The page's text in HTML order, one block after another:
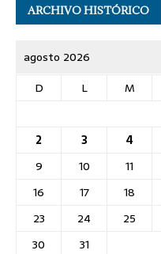
ARCHIVO HISTÓRICO
agosto 2026
D
L M
2
3 4
9
10 11
16
17 18
23
24 25
30
31